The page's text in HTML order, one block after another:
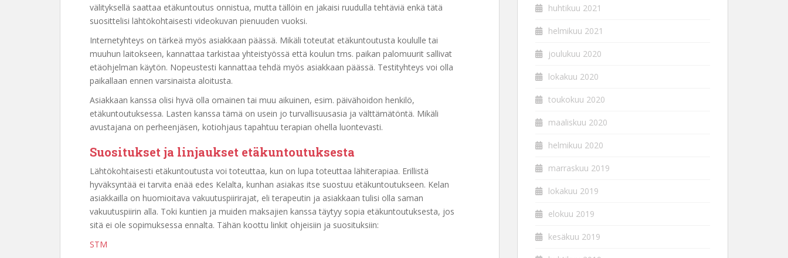
välityksellä saattaa etäkuntoutus onnistua, mutta tällöin en jakaisi ruudulla tehtäviä enkä tätä
suosittelisi lähtökohtaisesti videokuvan pienuuden vuoksi.
Internetyhteys on tärkeä myös asiakkaan päässä. Mikäli toteutat etäkuntoutusta koululle tai
muuhun laitokseen, kannattaa tarkistaa yhteistyössä että koulun tms. paikan palomuurit sallivat
etäohjelman käytön. Nopeustesti kannattaa tehdä myös asiakkaan päässä. Testityhteys voi olla
paikallaan ennen varsinaista aloitusta.
Asiakkaan kanssa olisi hyvä olla omainen tai muu aikuinen, esim. päivähoidon henkilö,
etäkuntoutuksessa. Lasten kanssa tämä on usein jo turvallisuusasia ja välttämätöntä. Mikäli
avustajana on perheenjäsen, kotiohjaus tapahtuu terapian ohella luontevasti.
Suositukset ja linjaukset etäkuntoutuksesta
Lähtökohtaisesti etäkuntoutusta voi toteuttaa, kun on lupa toteuttaa lähiterapiaa. Erillistä
hyväksyntää ei tarvita enää edes Kelalta, kunhan asiakas itse suostuu etäkuntoutukseen. Kelan
asiakkailla on huomioitava vakuutuspiirirajat, eli terapeutin ja asiakkaan tulisi olla saman
vakuutuspiirin alla. Toki kuntien ja muiden maksajien kanssa täytyy sopia etäkuntoutuksesta, jos
sitä ei ole sopimuksessa ennalta. Tähän koottu linkit ohjeisiin ja suosituksiin:
STM
huhtikuu 2021
helmikuu 2021
joulukuu 2020
lokakuu 2020
toukokuu 2020
maaliskuu 2020
helmikuu 2020
marraskuu 2019
lokakuu 2019
elokuu 2019
kesäkuu 2019